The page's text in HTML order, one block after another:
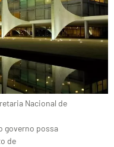
Nacional de
governo possa
de